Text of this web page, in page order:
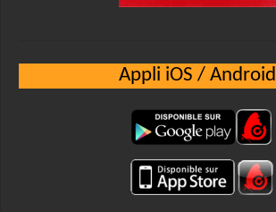
Appli iOS / Android